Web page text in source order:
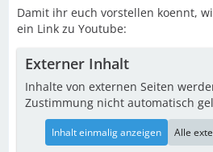
Damit ihr euch vorstellen koennt,
ein Link zu Youtube:
Externer Inhalt
Inhalte von externen Seiten
Zustimmung nicht automatisch
Inhalt einmalig anzeigen Alle